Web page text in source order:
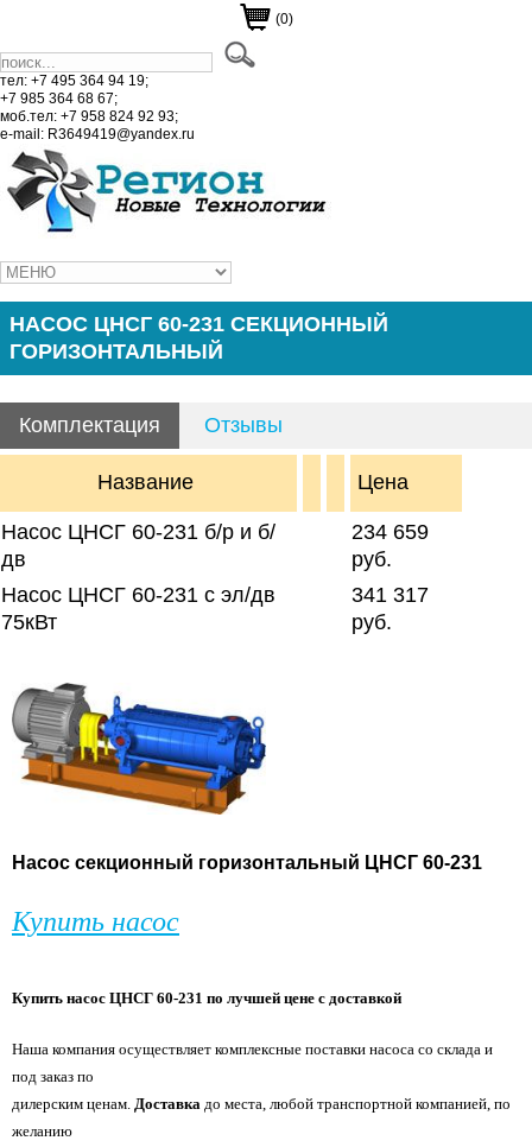
(0)
тел: +7 495 364 94 19;
+7 985 364 68 67;
моб.тел: +7 958 824 92 93;
e-mail: R3649419@yandex.ru
НАСОС ЦНСГ 60-231 СЕКЦИОННЫЙ
ГОРИЗОНТАЛЬНЫЙ
Комплектация Отзывы
Название Цена
Насос ЦНСГ 60-231 б/р и б/
дв
234 659
руб.
Насос ЦНСГ 60-231 с эл/дв
75кВт
341 317
руб.
Насос секционный горизонтальный ЦНСГ 60-231
Купить насос
Купить насос ЦНСГ 60-231 по лучшей цене с доставкой
Наша компания осуществляет комплексные поставки насоса со склада и
под заказ по
дилерским ценам. Доставка до места, любой транспортной компанией, по
желанию